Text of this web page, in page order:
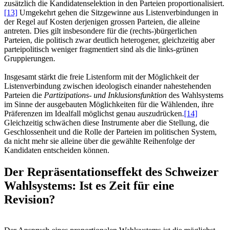
zusätzlich die Kandidatenselektion in den Parteien proportionalisiert.
[13] Umgekehrt gehen die Sitzgewinne aus Listenverbindungen in
der Regel auf Kosten derjenigen grossen Parteien, die alleine
antreten. Dies gilt insbesondere für die (rechts-)bürgerlichen
Parteien, die politisch zwar deutlich heterogener, gleichzeitig aber
parteipolitisch weniger fragmentiert sind als die links-grünen
Gruppierungen.
Insgesamt stärkt die freie Listenform mit der Möglichkeit der
Listenverbindung zwischen ideologisch einander nahestehenden
Parteien die Partizipations- und Inklusionsfunktion des Wahlsystems
im Sinne der ausgebauten Möglichkeiten für die Wählenden, ihre
Präferenzen im Idealfall möglichst genau auszudrücken.[14]
Gleichzeitig schwächen diese Instrumente aber die Stellung, die
Geschlossenheit und die Rolle der Parteien im politischen System,
da nicht mehr sie alleine über die gewählte Reihenfolge der
Kandidaten entscheiden können.
Der Repräsentationseffekt des Schweizer
Wahlsystems: Ist es Zeit für eine
Revision?